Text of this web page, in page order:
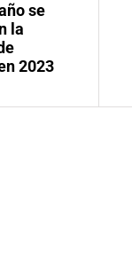
se
la
2023